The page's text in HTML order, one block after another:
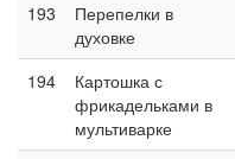
193
Перепелки в
духовке
194
Картошка с
фрикадельками в
мультиварке